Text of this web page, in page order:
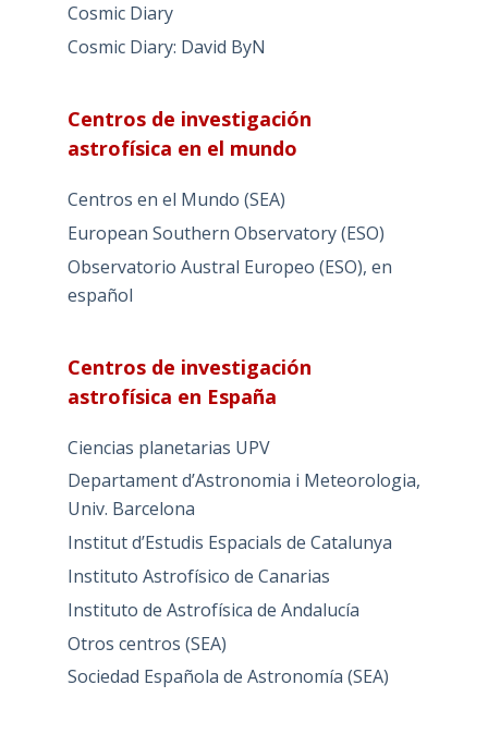
Cosmic Diary
Cosmic Diary: David ByN
Centros de investigación
astrofísica en el mundo
Centros en el Mundo (SEA)
European Southern Observatory (ESO)
Observatorio Austral Europeo (ESO), en
español
Centros de investigación
astrofísica en España
Ciencias planetarias UPV
Departament d’Astronomia i Meteorologia,
Univ. Barcelona
Institut d’Estudis Espacials de Catalunya
Instituto Astrofísico de Canarias
Instituto de Astrofísica de Andalucía
Otros centros (SEA)
Sociedad Española de Astronomía (SEA)